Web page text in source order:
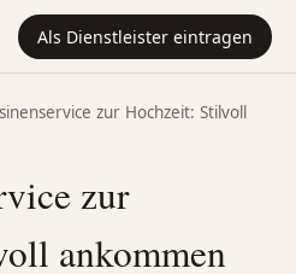
Als Dienstleister eintragen
zur Hochzeit: Stilvoll
zur
ankommen